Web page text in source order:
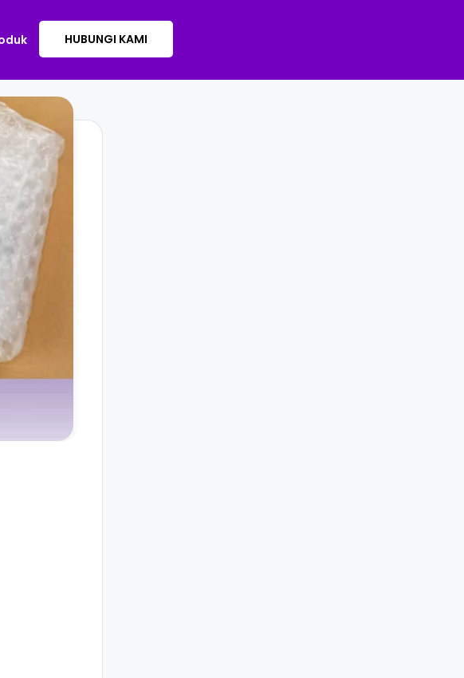
HUBUNGI KAMI